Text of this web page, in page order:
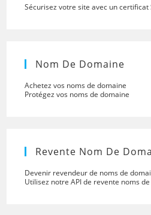
Sécurisez votre site avec un certificat
Nom De Domaine
Achetez vos noms de domaine
Protégez vos noms de domaine
Revente Nom De
Devenir revendeur de noms de
Utilisez notre API de revente noms